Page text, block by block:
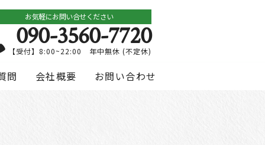
お気軽にお問い合せください
090-3560-7720
【受付】8:00~22:00 年中無休 (不定休)
問 会社概要 お問い合わせ